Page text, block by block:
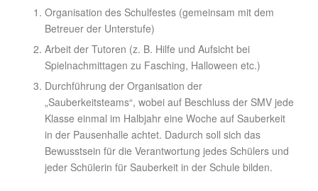
Organisation des Schulfestes (gemeinsam mit dem
Betreuer der Unterstufe)
Arbeit der Tutoren (z. B. Hilfe und Aufsicht bei
Spielnachmittagen zu Fasching, Halloween etc.)
Durchführung der Organisation der
„Sauberkeitsteams“, wobei auf Beschluss der SMV jede
Klasse einmal im Halbjahr eine Woche auf Sauberkeit
in der Pausenhalle achtet. Dadurch soll sich das
Bewusstsein für die Verantwortung jedes Schülers und
jeder Schülerin für Sauberkeit in der Schule bilden.